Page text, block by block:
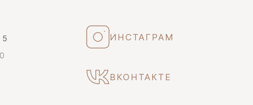
5
ИНСТАГРАМ
ВКОНТАКТЕ